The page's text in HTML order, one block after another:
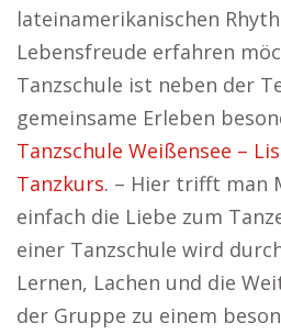
lateinamerikanischen
Lebensfreude erfahren
Tanzschule ist neben der
gemeinsame Erleben
Tanzschule Weißensee –
Tanzkurs. – Hier trifft man
einfach die Liebe zum
einer Tanzschule wird
Lernen, Lachen und die
der Gruppe zu einem